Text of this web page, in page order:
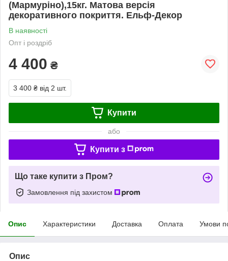
(Мармуріно),15кг. Матова версія
декоративного покриття. Ельф-Декор
В наявності
Опт і роздріб
4 400 ₴
3 400 ₴ від 2 шт.
Купити
або
Купити з
Що таке купити з Пром?
Замовлення під захистом
Опис Характеристики Доставка Оплата Умови
Опис